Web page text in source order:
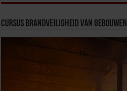
Cursus Brandveiligheid van Gebouwen